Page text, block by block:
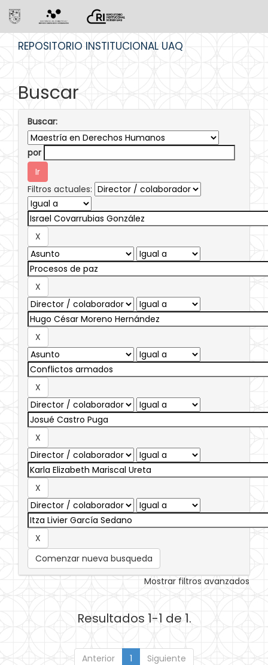
REPOSITORIO INSTITUCIONAL UAQ
Buscar
Buscar:
por
Filtros actuales:
Comenzar nueva busqueda
Mostrar filtros avanzados
Resultados 1-1 de 1.
Anterior 1 Siguiente